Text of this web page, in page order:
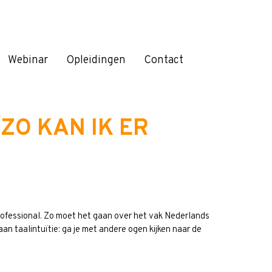
Webinar Opleidingen Contact
KAN IK ER
Zo moet het gaan over het vak Nederlands
taalintuïtie: ga je met andere ogen kijken naar de